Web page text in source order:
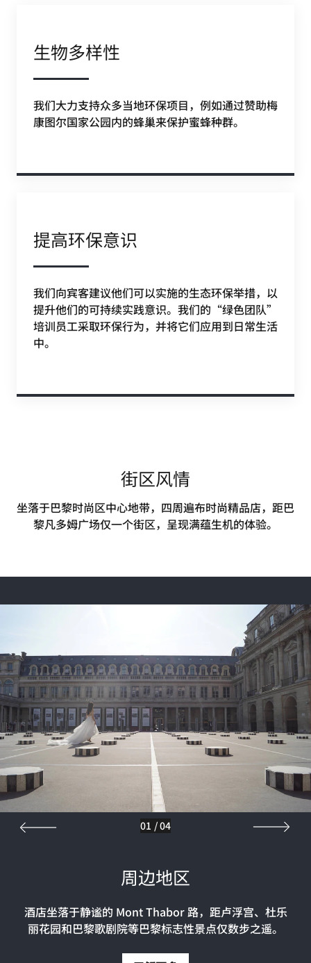
生物多样性
我们大力支持众多当地环保项目，例如通过赞助梅
康图尔国家公园内的蜂巢来保护蜜蜂种群。
提高环保意识
我们向宾客建议他们可以实施的生态环保举措，以
提升他们的可持续实践意识。我们的“绿色团队”
培训员工采取环保行为，并将它们应用到日常生活
中。
街区风情
坐落于巴黎时尚区中心地带，四周遍布时尚精品店，距巴
黎凡多姆广场仅一个街区，呈现满蕴生机的体验。
周边地区
酒店坐落于静谧的 Mont Thabor 路，距卢浮宫、杜乐
丽花园和巴黎歌剧院等巴黎标志性景点仅数步之遥。
01 /04